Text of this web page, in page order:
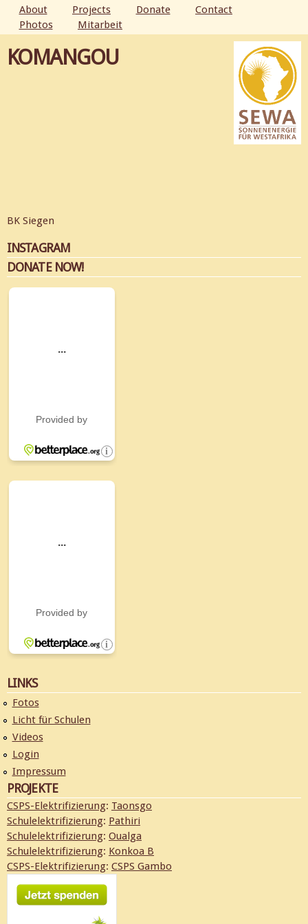
Skip to
main
content
MAIN MENU
About Projects Donate
Contact
Photos
Mitarbeit
KOMANGOU
BK Siegen
INSTAGRAM
DONATE NOW!
LINKS
Fotos
Licht für Schulen
Videos
Login
Impressum
PROJEKTE
CSPS-Elektrifizierung: Taonsgo
Schulelektrifizierung: Pathiri
Schulelektrifizierung: Oualga
Schulelektrifizierung: Konkoa B
CSPS-Elektrifizierung: CSPS Gambo